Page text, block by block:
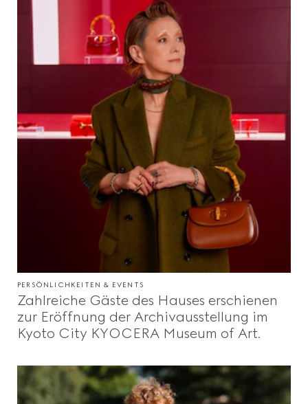
PERSÖNLICHKEITEN & EVENTS
Zahlreiche Gäste des Hauses erschienen
zur Eröffnung der Archivausstellung im
Kyoto City KYOCERA Museum of Art.